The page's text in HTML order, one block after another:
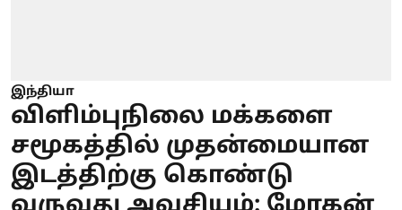
இந்தியா
விளிம்புநிலை மக்களை
சமூகத்தில் முதன்மையான
இடத்திற்கு கொண்டு